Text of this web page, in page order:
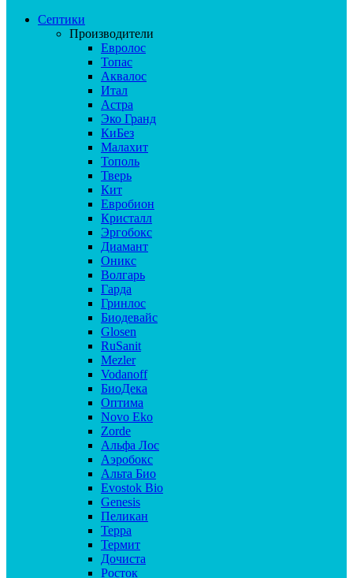
Септики
Производители
Евролос
Топас
Аквалос
Итал
Астра
Эко Гранд
КиБез
Малахит
Тополь
Тверь
Кит
Евробион
Кристалл
Эргобокс
Диамант
Оникс
Волгарь
Гарда
Гринлос
Биодевайс
Glosen
RuSanit
Mezler
Vodanoff
БиоДека
Оптима
Novo Eko
Zorde
Альфа Лос
Аэробокс
Альта Био
Evostok Bio
Genesis
Пеликан
Терра
Термит
Дочиста
Росток